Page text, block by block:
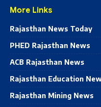
More Links
Rajasthan News Today
PHED Rajasthan News
ACB Rajasthan News
Rajasthan Education
Rajasthan Mining News